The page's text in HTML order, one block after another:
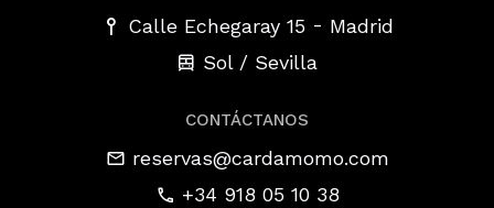
Calle Echegaray 15 - Madrid
Sol / Sevilla
CONTÁCTANOS
reservas@cardamomo.com
+34 918 05 10 38